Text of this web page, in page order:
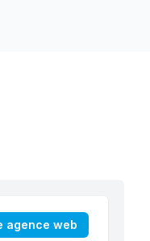
agence web